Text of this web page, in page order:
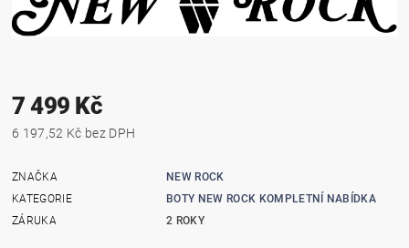
7 499 Kč
6 197,52 Kč bez DPH
ZNAČKA
NEW ROCK
KATEGORIE
BOTY NEW ROCK KOMPLETNÍ NABÍDKA
ZÁRUKA
2 ROKY